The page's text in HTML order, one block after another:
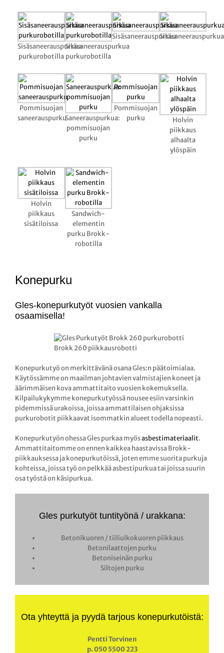
Sisäsaneerauspurkua
purkurobotilla
Sisäsaneerauspurkua
purkurobotilla
SisäsaneerauspurkuaSisäsaneerauspurkua
Pommisuojan
saneerauspurkuSaneerauspurkua:
pommisuojan
purku
Pommisuojan
purku
Holvin
piikkaus
alhaalta
ylöspäin
Holvin
piikkaus
sisätiloissa
Sandwich-
elementin
purku Brokk-
robotilla
Konepurku
Gles-konepurkutyöt vuosien vankalla
osaamisella!
Brokk 260 piikkausrobotti
Konepurkutyö on merkittävänä osana Gles:n päätoimialaa.
Käytössämme on maailman johtavien valmistajien koneet ja
äärimmäisen kova ammattitaito vuosien kokemuksella.
Kilpailukykymme konepurkutyössä nousee esiin varsinkin
pidemmissä urakoissa, joissa ammattilaisen ohjaksissa
purkurobotit piikkaavat isommatkin alueet todella nopeasti.
Konepurkutyön ohessa Gles purkaa myösasbestimateriaalit.
Ammattitaitomme on ennen kaikkea haastavissa Brokk-
piikkauksessa ja konepurkutöissä, joten emme suorita purkuja
kohteissa, joissa työ on pelkkää asbestipurkua tai joissa suurin
osa työstä on käsipurkua.
Gles purkutyöt tuntityönä / urakkana:
Betonikuoren / tiiliulkokuoren piikkaus
Betonilaattojen purku
Betoniseinän purku
Siltojen purku
Ota yhteyttä ja pyydä tarjous konepurkutöistä:
Pentti Torvinen
p. 050 5500 223